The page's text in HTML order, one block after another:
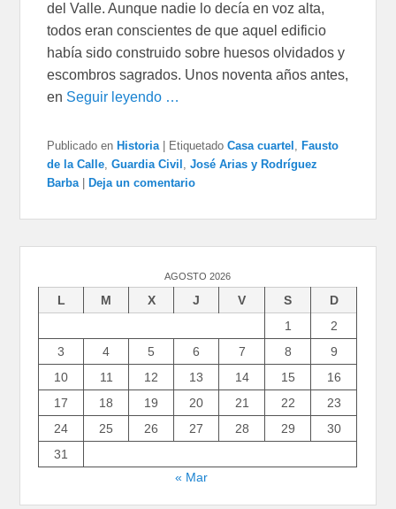
del Valle. Aunque nadie lo decía en voz alta,
todos eran conscientes de que aquel edificio
había sido construido sobre huesos olvidados y
escombros sagrados. Unos noventa años antes,
en Seguir leyendo …
Publicado en Historia Etiquetado Casa cuartel , Fausto
de la Calle,Guardia Civil ,José Arias y Rodríguez
Barba
Deja un comentario
AGOSTO 2026
L M X J V S
D
1
2
3
4 5 6 7 8
9
10
11 12 13 14 15
16
17
18 19 20 21 22
23
24
25 26 27 28 29
30
31
« Mar